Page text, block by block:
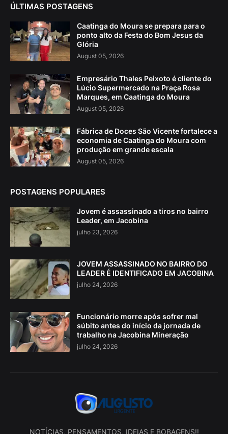
ÚLTIMAS POSTAGENS
Caatinga do Moura se prepara para o
ponto alto da Festa do Bom Jesus da
Glória
August 05, 2026
Empresário Thales Peixoto é cliente do
Lúcio Supermercado na Praça Rosa
Marques, em Caatinga do Moura
August 05, 2026
Fábrica de Doces São Vicente fortalece a
economia de Caatinga do Moura com
produção em grande escala
August 05, 2026
POSTAGENS POPULARES
Jovem é assassinado a tiros no bairro
Leader, em Jacobina
julho 23, 2026
JOVEM ASSASSINADO NO BAIRRO DO
LEADER É IDENTIFICADO EM JACOBINA
julho 24, 2026
Funcionário morre após sofrer mal
súbito antes do início da jornada de
trabalho na Jacobina Mineração
julho 24, 2026
NOTÍCIAS, PENSAMENTOS, IDEIAS E BOBAGENS!!